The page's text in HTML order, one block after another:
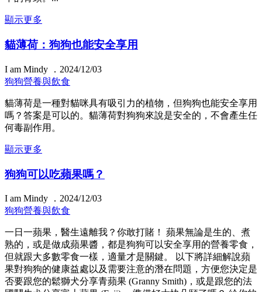
顯示更多
貓薄荷：狗狗也能安全享用
I am Mindy ．2024/12/03
狗狗營養與飲食
貓薄荷是一種對貓咪具有吸引力的植物，但狗狗也能安全享用
嗎？答案是可以的。貓薄荷對狗狗來說是安全的，不會產生任
何毒副作用。
顯示更多
狗狗可以吃蘋果嗎？
I am Mindy ．2024/12/03
狗狗營養與飲食
一日一蘋果，醫生遠離我？你敢打賭！ 蘋果無論是生的、煮
熟的，或是做成蘋果醬，都是狗狗可以安全享用的營養零食，
但就跟大多數零食一樣，適量才是關鍵。 以下將詳細解說蘋
果對狗狗的健康益處以及需要注意的潛在問題，方便您決定是
否要跟您的鬆獅犬分享青蘋果 (Granny Smith)，或是跟您的法